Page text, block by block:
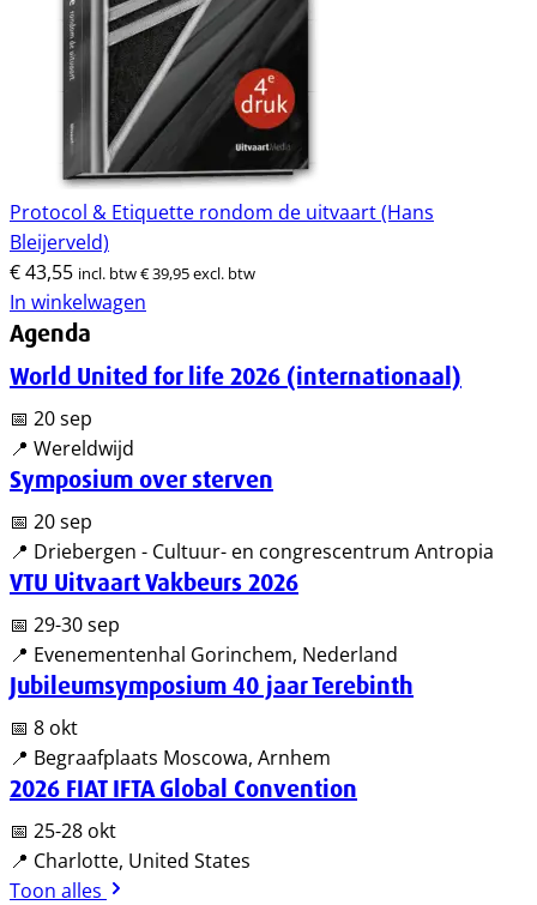
Protocol & Etiquette rondom de uitvaart (Hans
Bleijerveld)
€43,55 incl. btw€39,95excl. btw
In winkelwagen
Agenda
World United for life 2026 (internationaal)
📅 20 sep
📍 Wereldwijd
Symposium over sterven
📅 20 sep
📍 Driebergen - Cultuur- en congrescentrum Antropia
VTU Uitvaart Vakbeurs 2026
📅 29-30 sep
📍 Evenementenhal Gorinchem, Nederland
Jubileumsymposium 40 jaar Terebinth
📅 8 okt
📍 Begraafplaats Moscowa, Arnhem
2026 FIAT IFTA Global Convention
📅 25-28 okt
📍 Charlotte, United States
Toon alles